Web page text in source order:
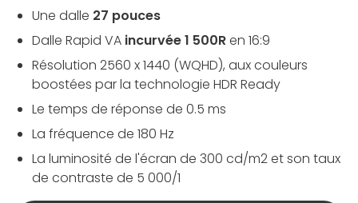
Une dalle 27 pouces
Dalle Rapid VA incurvée 1 500Ren 16:9
Résolution 2560 x 1440 (WQHD), aux couleurs
boostées par la technologie HDR Ready
Le temps de réponse de 0.5 ms
La fréquence de 180 Hz
La luminosité de l'écran de 300 cd/m2 et son taux
de contraste de 5 000/1